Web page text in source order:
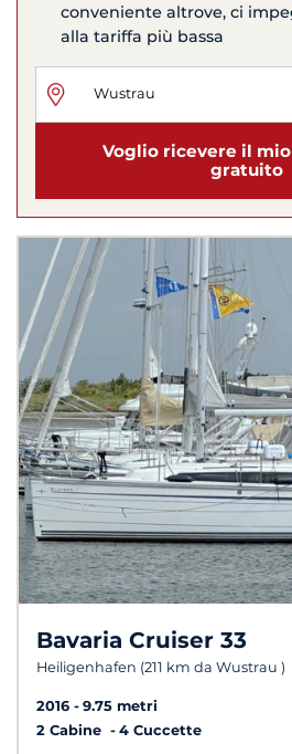
conveniente altrove, ci
alla tariffa più bassa
Voglio ricevere il
gratuito
Bavaria Cruiser 33
Heiligenhafen (211 km da Wustrau )
2016
9.75 metri
2 Cabine
4 Cuccette